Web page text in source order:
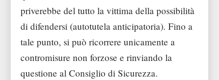
priverebbe del tutto la vittima della possibilità
di difendersi (autotutela anticipatoria). Fino a
tale punto, si può ricorrere unicamente a
contromisure non forzose e rinviando la
questione al Consiglio di Sicurezza.